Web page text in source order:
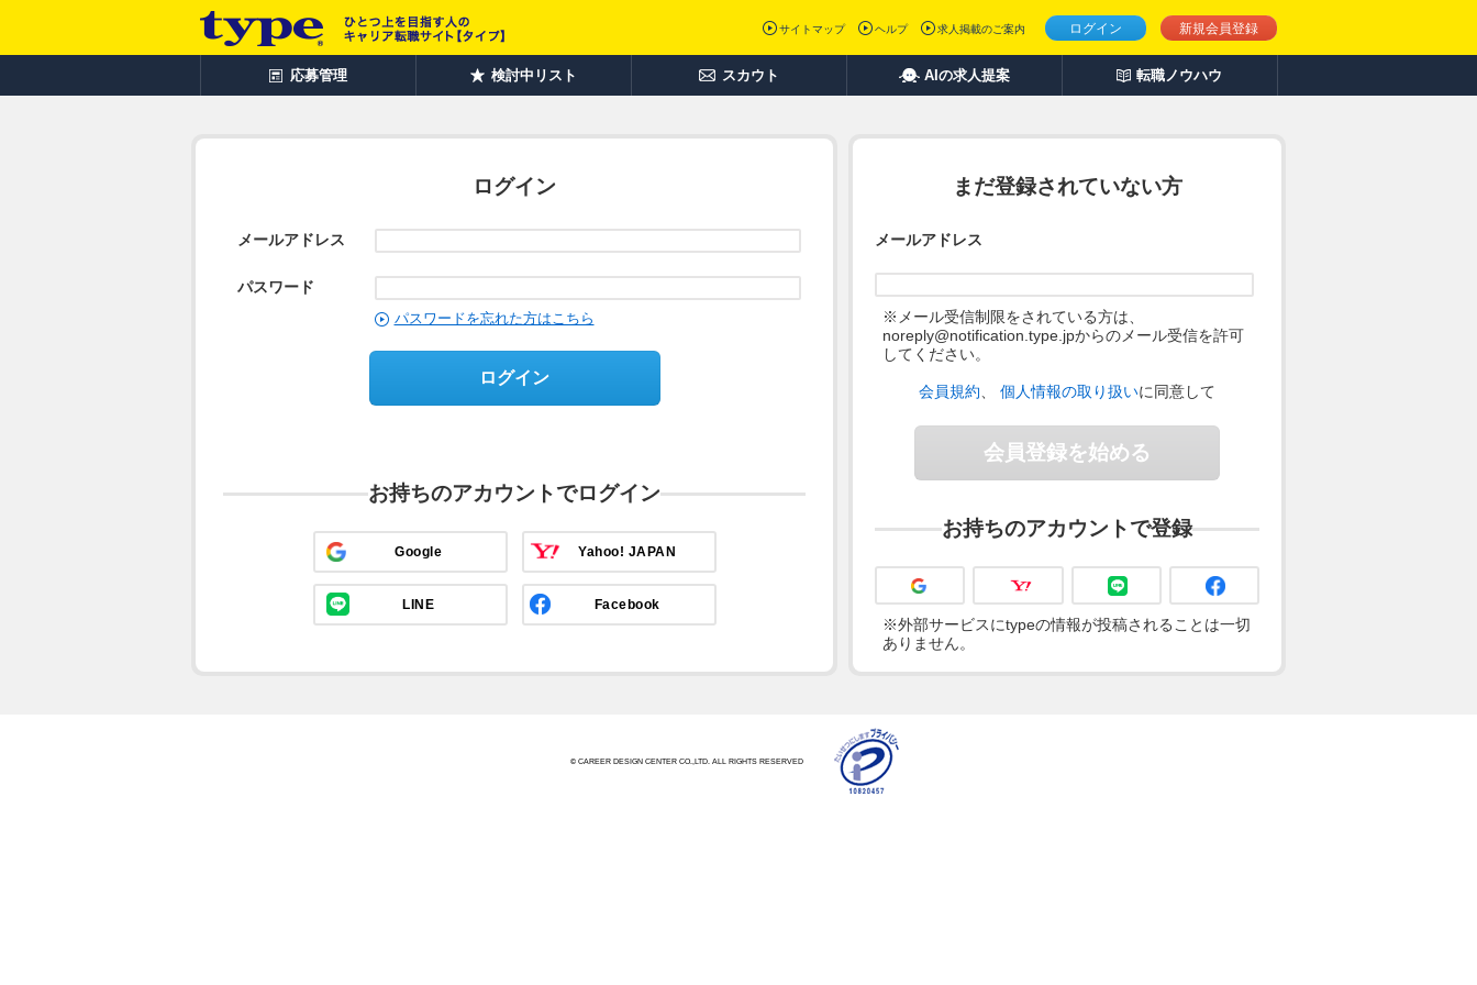
ログイン 新規会員登録
サイトマップ ヘルプ 求人掲載のご案内
応募管理 検討中リスト スカウト AIの求人提案 転職ノウハウ
ログイン
メールアドレス
パスワード
パスワードを忘れた方はこちら
ログイン
お持ちのアカウントでログイン
Google Yahoo! JAPAN
LINE Facebook
まだ登録されていない方
メールアドレス
※メール受信制限をされている方は、
noreply@notification.type.jpからのメール受信を許可
してください。
会員規約 個人情報の取り扱いに同意して
会員登録を始める
お持ちのアカウントで登録
※外部サービスにtypeの情報が投稿されることは一切
ありません。
© CAREER DESIGN CENTER CO.,LTD. ALL RIGHTS RESERVED